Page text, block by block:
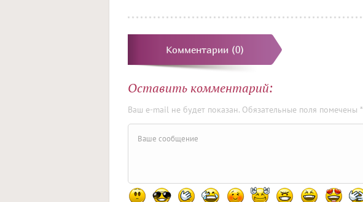
Комментарии (0)
Оставить комментарий:
Ваш e-mail не будет показан. Обязательные поля помечены *